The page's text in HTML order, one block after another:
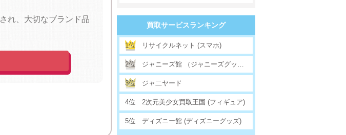
され、大切なブランド品
買取サービスランキング
1位 リサイクルネット (スマホ)
2位 ジャニーズ館 （ジャニーズグッズ）
3位 ジャ二ヤード
4位 2次元美少女買取王国 (フィギュア)
5位 ディズニー館 (ディズニーグッズ)